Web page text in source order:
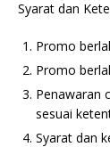
Syarat dan
Promo
Promo
Penawaran
sesuai
Syarat dan